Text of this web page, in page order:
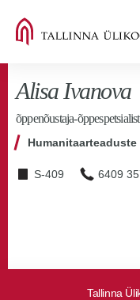
Alisa Ivanova
õppenõustaja-õppespetsialist
S-409 6409
Tallinna